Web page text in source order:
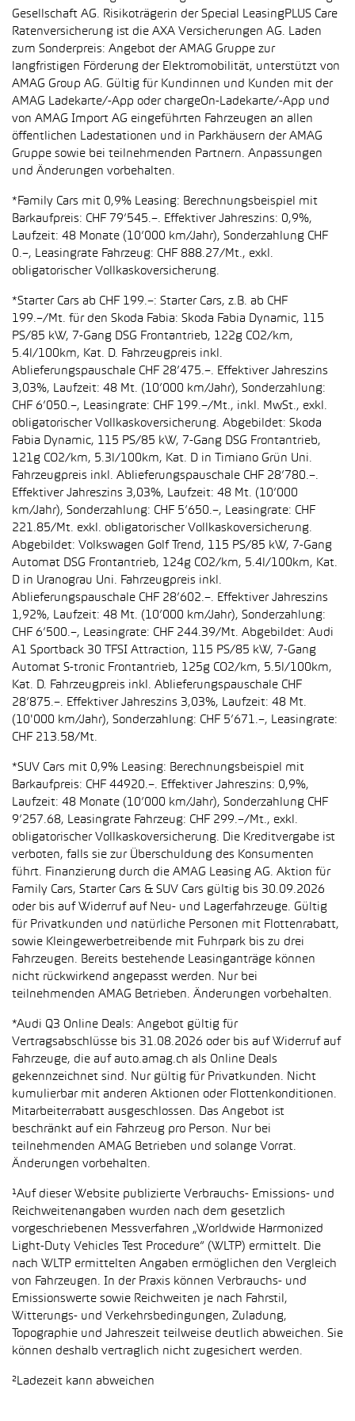
Gesellschaft AG. Risikoträgerin der Special LeasingPLUS Care
Ratenversicherung ist die AXA Versicherungen AG. Laden
zum Sonderpreis: Angebot der AMAG Gruppe zur
langfristigen Förderung der Elektromobilität, unterstützt von
AMAG Group AG. Gültig für Kundinnen und Kunden mit der
AMAG Ladekarte/-App oder chargeOn-Ladekarte/-App und
von AMAG Import AG eingeführten Fahrzeugen an allen
öffentlichen Ladestationen und in Parkhäusern der AMAG
Gruppe sowie bei teilnehmenden Partnern. Anpassungen
und Änderungen vorbehalten.
*Family Cars mit 0,9% Leasing: Berechnungsbeispiel mit
Barkaufpreis: CHF 79’545.–. Effektiver Jahreszins: 0,9%,
Laufzeit: 48 Monate (10’000 km/Jahr), Sonderzahlung CHF
0.–, Leasingrate Fahrzeug: CHF 888.27/Mt., exkl.
obligatorischer Vollkaskoversicherung.
*Starter Cars ab CHF 199.–: Starter Cars, z.B. ab CHF
199.–/Mt. für den Skoda Fabia: Skoda Fabia Dynamic, 115
PS/85 kW, 7-Gang DSG Frontantrieb, 122g CO2/km,
5.4l/100km, Kat. D. Fahrzeugpreis inkl.
Ablieferungspauschale CHF 28’475.–. Effektiver Jahreszins
3,03%, Laufzeit: 48 Mt. (10’000 km/Jahr), Sonderzahlung:
CHF 6’050.–, Leasingrate: CHF 199.–/Mt., inkl. MwSt., exkl.
obligatorischer Vollkaskoversicherung. Abgebildet: Skoda
Fabia Dynamic, 115 PS/85 kW, 7-Gang DSG Frontantrieb,
121g CO2/km, 5.3l/100km, Kat. D in Timiano Grün Uni.
Fahrzeugpreis inkl. Ablieferungspauschale CHF 28’780.–.
Effektiver Jahreszins 3,03%, Laufzeit: 48 Mt. (10’000
km/Jahr), Sonderzahlung: CHF 5’650.–, Leasingrate: CHF
221.85/Mt. exkl. obligatorischer Vollkaskoversicherung.
Abgebildet: Volkswagen Golf Trend, 115 PS/85 kW, 7-Gang
Automat DSG Frontantrieb, 124g CO2/km, 5.4l/100km, Kat.
D in Uranograu Uni. Fahrzeugpreis inkl.
Ablieferungspauschale CHF 28’602.–. Effektiver Jahreszins
1,92%, Laufzeit: 48 Mt. (10’000 km/Jahr), Sonderzahlung:
CHF 6’500.–, Leasingrate: CHF 244.39/Mt. Abgebildet: Audi
A1 Sportback 30 TFSI Attraction, 115 PS/85 kW, 7-Gang
Automat S-tronic Frontantrieb, 125g CO2/km, 5.5l/100km,
Kat. D. Fahrzeugpreis inkl. Ablieferungspauschale CHF
28’875.–. Effektiver Jahreszins 3,03%, Laufzeit: 48 Mt.
(10'000 km/Jahr), Sonderzahlung: CHF 5’671.–, Leasingrate:
CHF 213.58/Mt.
*SUV Cars mit 0,9% Leasing: Berechnungsbeispiel mit
Barkaufpreis: CHF 44920.–. Effektiver Jahreszins: 0,9%,
Laufzeit: 48 Monate (10’000 km/Jahr), Sonderzahlung CHF
9’257.68, Leasingrate Fahrzeug: CHF 299.–/Mt., exkl.
obligatorischer Vollkaskoversicherung. Die Kreditvergabe ist
verboten, falls sie zur Überschuldung des Konsumenten
führt. Finanzierung durch die AMAG Leasing AG. Aktion für
Family Cars, Starter Cars & SUV Cars gültig bis 30.09.2026
oder bis auf Widerruf auf Neu- und Lagerfahrzeuge. Gültig
für Privatkunden und natürliche Personen mit Flottenrabatt,
sowie Kleingewerbetreibende mit Fuhrpark bis zu drei
Fahrzeugen. Bereits bestehende Leasinganträge können
nicht rückwirkend angepasst werden. Nur bei
teilnehmenden AMAG Betrieben. Änderungen vorbehalten.
*Audi Q3 Online Deals: Angebot gültig für
Vertragsabschlüsse bis 31.08.2026 oder bis auf Widerruf auf
Fahrzeuge, die auf auto.amag.ch als Online Deals
gekennzeichnet sind. Nur gültig für Privatkunden. Nicht
kumulierbar mit anderen Aktionen oder Flottenkonditionen.
Mitarbeiterrabatt ausgeschlossen. Das Angebot ist
beschränkt auf ein Fahrzeug pro Person. Nur bei
teilnehmenden AMAG Betrieben und solange Vorrat.
Änderungen vorbehalten.
¹Auf dieser Website publizierte Verbrauchs- Emissions- und
Reichweitenangaben wurden nach dem gesetzlich
vorgeschriebenen Messverfahren „Worldwide Harmonized
Light-Duty Vehicles Test Procedure“ (WLTP) ermittelt. Die
nach WLTP ermittelten Angaben ermöglichen den Vergleich
von Fahrzeugen. In der Praxis können Verbrauchs- und
Emissionswerte sowie Reichweiten je nach Fahrstil,
Witterungs- und Verkehrsbedingungen, Zuladung,
Topographie und Jahreszeit teilweise deutlich abweichen. Sie
können deshalb vertraglich nicht zugesichert werden.
²Ladezeit kann abweichen